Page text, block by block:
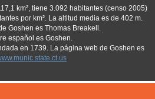
km², tiene 3.092 habitantes (censo 2005)
por km². La altitud media es de 402 m.
Goshen es Thomas Breakell.
español es Goshen.
en 1739. La página web de Goshen es